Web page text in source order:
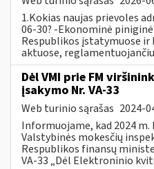
1.Kokias naujas prievoles
06-30? -Ekonominė
Respublikos įstatymuose ir
aktuose,
Dėl VMI prie FM
įsakymo Nr. VA-33
Web turinio sąrašas 2024-
Informuojame, kad 2024 m.
Valstybinės mokesčių
Respublikos finansų
VA-33 „Dėl Elektroninio